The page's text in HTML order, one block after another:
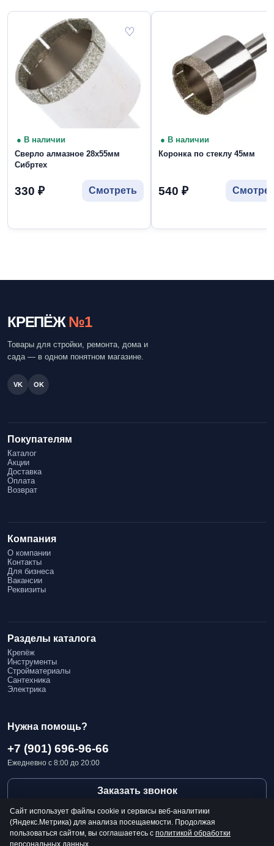
♡
● В наличии
Сверло алмазное 28х55мм
Сибртех
330 ₽ Смотреть
● В наличии
Коронка по стеклу 45мм
540 ₽
КРЕПЁЖ №1
Товары для стройки, ремонта, дома и
сада — в одном понятном магазине.
VK OK
Покупателям
Каталог
Акции
Доставка
Оплата
Возврат
Компания
О компании
Контакты
Для бизнеса
Вакансии
Реквизиты
Разделы каталога
Крепёж
Инструменты
Стройматериалы
Сантехника
Электрика
Нужна помощь?
+7 (901) 696-96-66
Ежедневно с 8:00 до 20:00
Заказать звонок
Сайт использует файлы cookie и сервисы веб-аналитики
(Яндекс.Метрика) для анализа посещаемости. Продолжая
пользоваться сайтом, вы соглашаетесь с политикой обработки
персональных данных